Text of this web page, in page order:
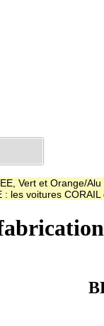
Vert et Orange/
les voitures